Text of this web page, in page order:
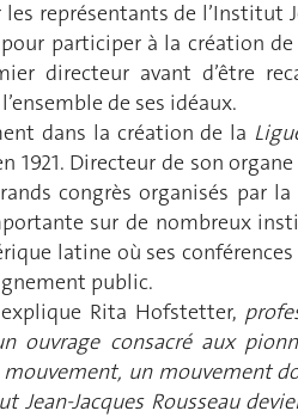
représentants de l’Institut
participer à la création de
directeur avant d’être
de ses idéaux.
dans la création de la
1921. Directeur de son
congrès organisés par la
sur de nombreux
latine où ses
public.
explique Rita Hofstetter,
ouvrage consacré aux
un mouvement
Jean-Jacques Rousseau